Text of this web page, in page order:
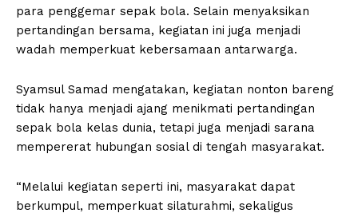
para penggemar sepak bola. Selain menyaksikan
pertandingan bersama, kegiatan ini juga menjadi
wadah memperkuat kebersamaan antarwarga.
Syamsul Samad mengatakan, kegiatan nonton bareng
tidak hanya menjadi ajang menikmati pertandingan
sepak bola kelas dunia, tetapi juga menjadi sarana
mempererat hubungan sosial di tengah masyarakat.
“Melalui kegiatan seperti ini, masyarakat dapat
berkumpul, memperkuat silaturahmi, sekaligus